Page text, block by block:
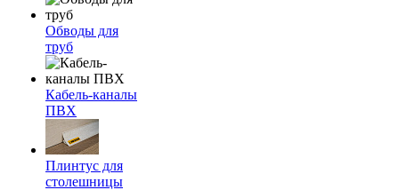
Обводы для
труб
Кабель-каналы
ПВХ
Плинтус для
столешницы